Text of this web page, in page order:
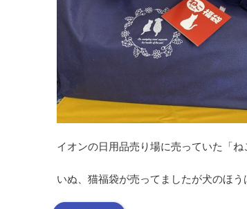
イオンの日用品売り場に売っていた「
いぬ、猫福袋が売ってましたが犬のほ